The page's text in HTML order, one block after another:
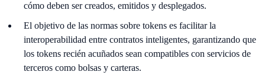
cómo deben ser creados, emitidos y desplegados.
El objetivo de las normas sobre tokens es facilitar la
interoperabilidad entre contratos inteligentes, garantizando que
los tokens recién acuñados sean compatibles con servicios de
terceros como bolsas y carteras.